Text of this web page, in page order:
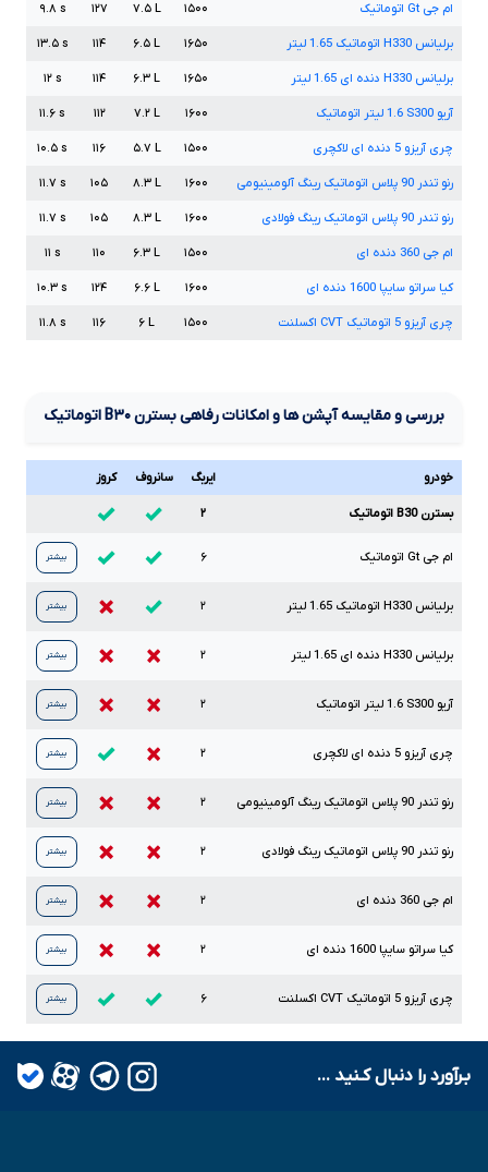
ام جی Gt اتوماتیک ۱۵۰۰ L ۷.۵ ۱۲۷ s ۹.۸
برلیانس H330 اتوماتیک 1.65 لیتر ۱۶۵۰ L ۶.۵ ۱۱۴ s ۱۳.۵
برلیانس H330 دنده ای 1.65 لیتر ۱۶۵۰ L ۶.۳ ۱۱۴ s ۱۲
آریو S300
1.6 لیتر اتوماتیک ۱۶۰۰ L ۷.۲ ۱۱۲ s ۱۱.۶
چری آریزو 5 دنده ای لاکچری ۱۵۰۰ L ۵.۷ ۱۱۶ s ۱۰.۵
رنو تندر 90 پلاس اتوماتیک رینگ آلومینیومی ۱۶۰۰ L ۸.۳ ۱۰۵ s ۱۱.۷
رنو تندر 90 پلاس اتوماتیک رینگ فولادی ۱۶۰۰ L ۸.۳ ۱۰۵ s ۱۱.۷
ام جی 360 دنده ای ۱۵۰۰ L ۶.۳ ۱۱۰ s ۱۱
کیا سراتو سایپا 1600 دنده ای ۱۶۰۰ L ۶.۶ ۱۲۴ s ۱۰.۳
چری آریزو 5 اتوماتیک CVT اکسلنت ۱۵۰۰ L ۶ ۱۱۶ s ۱۱.۸
بررسی و مقایسه آپشن ها و امکانات رفاهی بسترنB۳۰اتوماتیک
خودرو ایربگ سانروف کروز
بسترن B30 اتوماتیک ۲
ام جی Gt اتوماتیک ۶ بیشتر
برلیانس H330 اتوماتیک 1.65 لیتر ۲ بیشتر
برلیانس H330 دنده ای 1.65 لیتر ۲ بیشتر
آریو S300
1.6 لیتر اتوماتیک ۲ بیشتر
چری آریزو 5 دنده ای لاکچری ۲ بیشتر
رنو تندر 90 پلاس اتوماتیک رینگ آلومینیومی ۲ بیشتر
رنو تندر 90 پلاس اتوماتیک رینگ فولادی ۲ بیشتر
ام جی 360 دنده ای ۲ بیشتر
کیا سراتو سایپا 1600 دنده ای ۲ بیشتر
چری آریزو 5 اتوماتیک CVT اکسلنت ۶ بیشتر
بـرآورد را دنبال کـنید ...